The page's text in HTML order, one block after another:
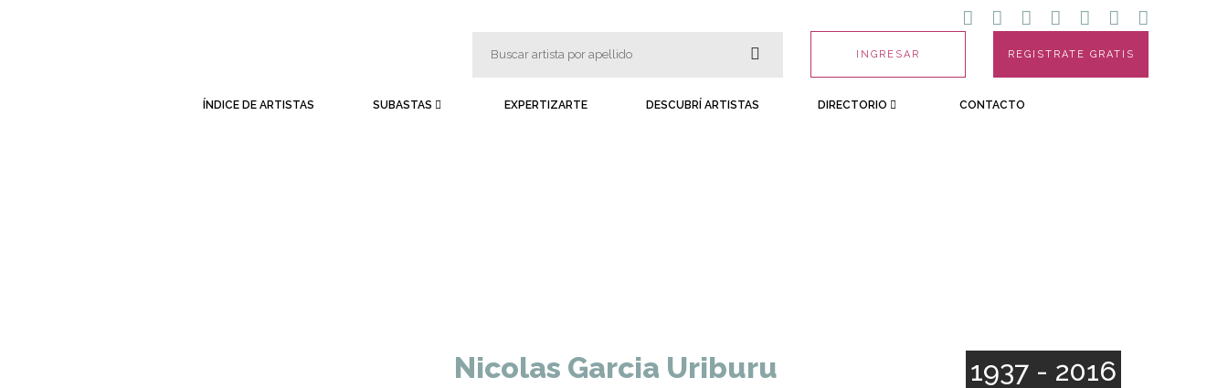
INGRESAR REGISTRATE GRATIS
ÍNDICE DE ARTISTAS SUBASTAS EXPERTIZARTE DESCUBRÍ ARTISTAS DIRECTORIO CONTACTO
1937 - 2016
Nicolas Garcia Uriburu